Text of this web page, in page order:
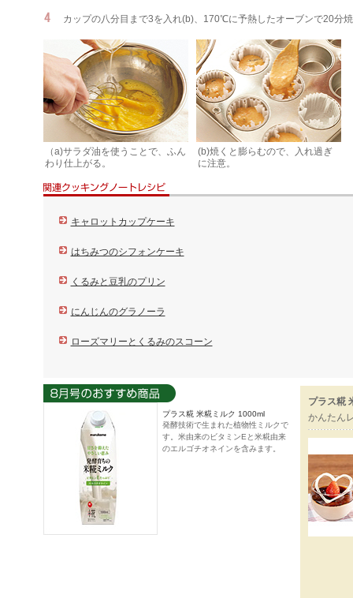
カップの八分目まで3を入れ(b)、170℃に予熱したオーブンで20分
（a)サラダ油を使うことで、ふん
わり仕上がる。
(b)焼くと膨らむので、入れ過ぎ
に注意。
キャロットカップケーキ
はちみつのシフォンケーキ
くるみと豆乳のプリン
にんじんのグラノーラ
ローズマリーとくるみのスコーン
プラス糀 米糀ミルク 1000ml
発酵技術で生まれた植物性ミルクで
す。米由来のビタミンEと米糀由来
のエルゴチオネインを含みます。
プラス糀
かんたん